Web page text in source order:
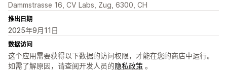
Dammstrasse 16, CV Labs, Zug, 6300, CH
推出日期
2025年9月11日
数据访问
这个应用需要获得以下数据的访问权限，才能在您的商店中运行。
如需了解原因，请查阅开发人员的隐私政策 。